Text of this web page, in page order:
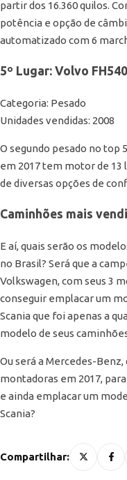
partir dos 16.360 quilos.
potência e opção de
automatizado com 6
5º Lugar: Volvo FH540
Categoria: Pesado
Unidades vendidas: 2008
O segundo pesado no top
em 2017 tem motor de 13
de diversas opções de
Caminhões mais
E aí, quais serão os
no Brasil? Será que a
Volkswagen, com seus 3
conseguir emplacar um
Scania que foi apenas a
modelo de seus
Ou será a Mercedes-Benz,
montadoras em 2017,
e ainda emplacar um
Scania?
Compartilhar: